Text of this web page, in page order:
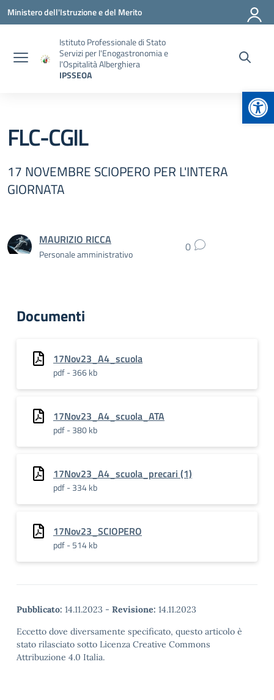
Vai ai contenuti
Vai al menu di navigazione
Vai al footer
Ministero dell'Istruzione e del Merito
Istituto Professionale di Stato
Servizi per l'Enogastronomia e
l'Ospitalità Alberghiera
IPSSEOA
FLC-CGIL
17 NOVEMBRE SCIOPERO PER L'INTERA
GIORNATA
MAURIZIO RICCA
Personale amministrativo 0
Documenti
17Nov23_A4_scuola
pdf - 366 kb
17Nov23_A4_scuola_ATA
pdf - 380 kb
17Nov23_A4_scuola_precari (1)
pdf - 334 kb
17Nov23_SCIOPERO
pdf - 514 kb
Pubblicato: 14.11.2023 - Revisione: 14.11.2023
Eccetto dove diversamente specificato, questo articolo è
stato rilasciato sotto Licenza Creative Commons
Attribuzione 4.0 Italia.